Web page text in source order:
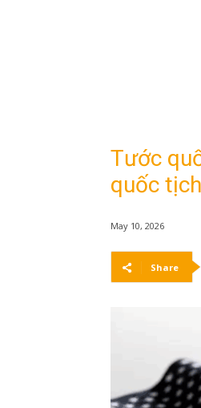
Tước
quốc
May 10, 2026
Share